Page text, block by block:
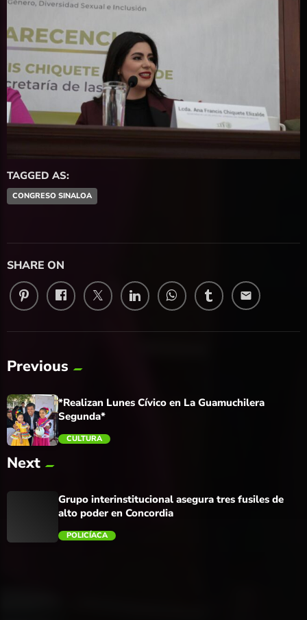
TAGGED AS:
CONGRESO SINALOA
SHARE ON
email
Previous
*Realizan Lunes Cívico en La Guamuchilera
Segunda*
CULTURA
Next
Grupo interinstitucional asegura tres fusiles de
alto poder en Concordia
POLICÍACA